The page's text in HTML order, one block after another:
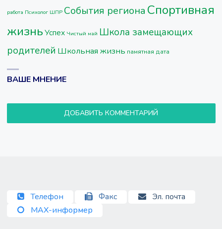
работа Психолог ШПР События региона Спортивная
жизньУспех Чистый май Школа замещающих
родителей Школьная жизнь памятная дата
ВАШЕ МНЕНИЕ
ДОБАВИТЬ КОММЕНТАРИЙ
Телефон Факс
Эл. почта
MAX-информер